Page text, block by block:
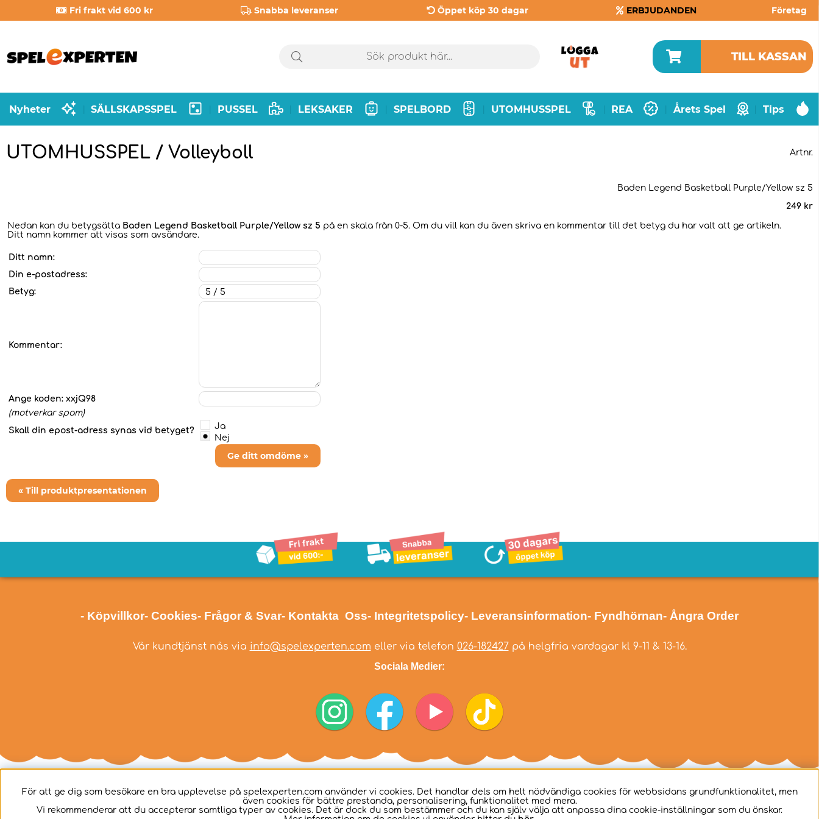
Fri frakt vid 600 kr Snabba leveranser Öppet köp 30 dagar ERBJUDANDEN Företag
TILL KASSAN
Nyheter SÄLLSKAPSSPEL PUSSEL LEKSAKER SPELBORD UTOMHUSSPEL REA Årets Spel Tips
UTOMHUSSPEL / Volleyboll Artnr.
Baden Legend Basketball Purple/Yellow sz 5
249 kr
Nedan kan du betygsätta Baden Legend Basketball Purple/Yellow sz 5 på en skala från 0-5. Om du vill kan du även skriva en kommentar till det betyg du har valt att ge artikeln.
Ditt namn kommer att visas som avsändare.
Ditt namn:
Din e-postadress:
Betyg:
Kommentar:
Ange koden: xxjQ98
(motverkar spam)
Skall din epost-adress synas vid betyget?
Ja
Nej
Ge ditt omdöme »
« Till produktpresentationen
- Köpvillkor- Cookies- Frågor & Svar- Kontakta Oss- Integritetspolicy- Leveransinformation- Fyndhörnan- Ångra Order
Vår kundtjänst nås via info@spelexperten.com eller via telefon 026-182427på helgfria vardagar kl 9-11 & 13-16.
Sociala Medier:
För att ge dig som besökare en bra upplevelse på spelexperten.com använder vi cookies. Det handlar dels om helt nödvändiga cookies för webbsidans grundfunktionalitet, men
även cookies för bättre prestanda, personalisering, funktionalitet med mera.
Vi rekommenderar att du accepterar samtliga typer av cookies. Det är dock du som bestämmer och du kan själv välja att anpassa dina cookie-inställningar som du önskar.